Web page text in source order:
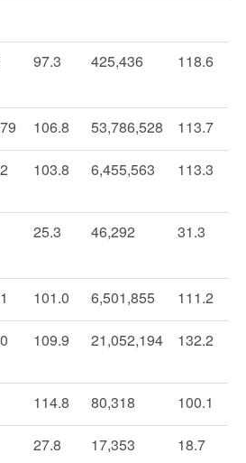
97.3 425,436 118.6
106.8 53,786,528 113.7
103.8 6,455,563 113.3
25.3 46,292 31.3
101.0 6,501,855 111.2
109.9 21,052,194 132.2
114.8 80,318 100.1
27.8 17,353 18.7